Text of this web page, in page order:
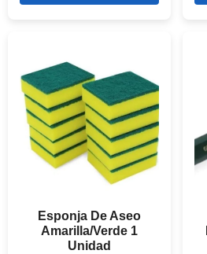
Esponja De Aseo
Amarilla/Verde 1
Unidad